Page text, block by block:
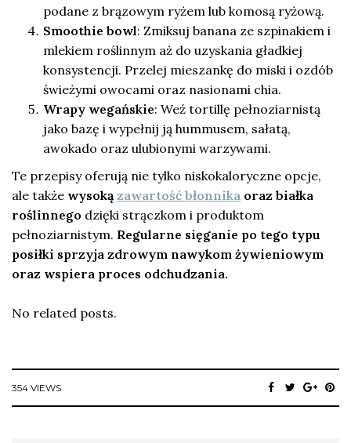
podane z brązowym ryżem lub komosą ryżową.
Smoothie bowl: Zmiksuj banana ze szpinakiem i
mlekiem roślinnym aż do uzyskania gładkiej
konsystencji. Przelej mieszankę do miski i ozdób
świeżymi owocami oraz nasionami chia.
Wrapy wegańskie: Weź tortillę pełnoziarnistą
jako bazę i wypełnij ją hummusem, sałatą,
awokado oraz ulubionymi warzywami.
Te przepisy oferują nie tylko niskokaloryczne opcje,
ale także wysoką zawartość błonnika oraz białka
roślinnego dzięki strączkom i produktom
pełnoziarnistym. Regularne sięganie po tego typu
posiłki sprzyja zdrowym nawykom żywieniowym
oraz wspiera proces odchudzania.
No related posts.
354 VIEWS